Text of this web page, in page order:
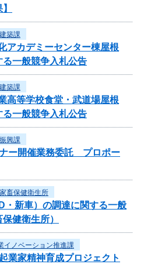
築課
アカデミーセンター棟屋根
一般競争入札公告
築課
高等学校食堂・武道場屋根
一般競争入札公告
興課
ー開催業務委託 プロポー
畜保健衛生所
・新車）の調達に関する一般
健衛生所）
イノベーション推進課
業家精神育成プロジェクト